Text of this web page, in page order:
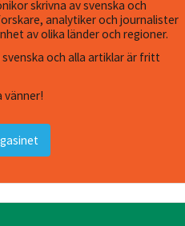
skrivna av svenska och
analytiker och journalister
av olika länder och regioner.
svenska och alla artiklar är fritt
vänner!